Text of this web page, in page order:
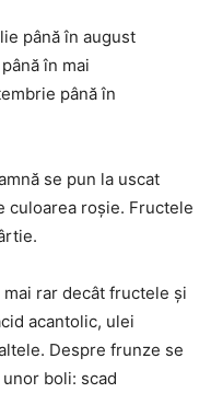
până în august
în mai
până în
se pun la uscat
culoarea roșie. Fructele
rar decât fructele și
acantolic, ulei
Despre frunze se
boli: scad